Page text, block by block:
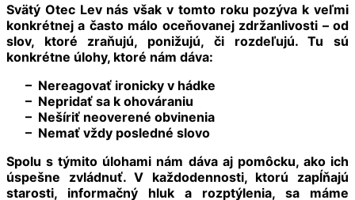
Svätý Otec Lev nás však v tomto roku pozýva k veľmi
konkrétnej a často málo oceňovanej zdržanlivosti – od
slov, ktoré zraňujú, ponižujú, či rozdeľujú. Tu sú
konkrétne úlohy, ktoré nám dáva:
– Nereagovať ironicky v hádke
– Nepridať sa k ohováraniu
– Nešíriť neoverené obvinenia
– Nemať vždy posledné slovo
Spolu s týmito úlohami nám dáva aj pomôcku, ako ich
úspešne zvládnuť. V každodennosti, ktorú zapĺňajú
starosti, informačný hluk a rozptýlenia, sa máme